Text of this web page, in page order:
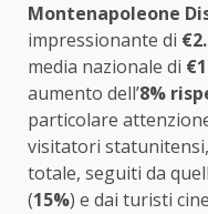
Montenapoleone
impressionante di
media nazionale di
aumento dell’8%
particolare
visitatori
totale, seguiti da
(15%) e dai turisti